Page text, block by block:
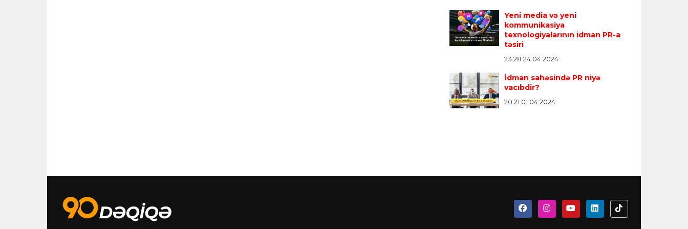
Yeni media və yeni
kommunikasiya
texnologiyalarının idman PR-a
təsiri
23:28 24.04.2024
İdman sahəsində PR niyə
vacıbdir?
20:21 01.04.2024